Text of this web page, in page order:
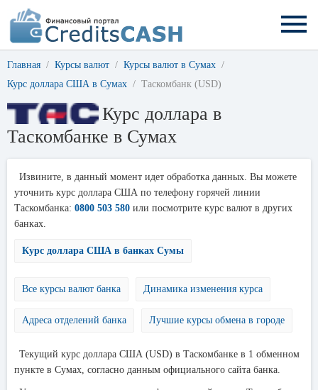
Главная Курсы валют
Курсы валют в Сумах
Курс доллара США в Сумах
Таскомбанк (USD)
Курс доллара в
Таскомбанке в Сумах
Извините, в данный момент идет обработка данных. Вы можете
уточнить курс доллара США по телефону горячей линии
Таскомбанка: 0800 503 580 или посмотрите курс валют в других
банках.
Курс доллара США в банках Сумы
Все курсы валют банка Динамика изменения курса
Адреса отделений банка Лучшие курсы обмена в городе
Текущий курс доллара США (USD) в Таскомбанке в 1 обменном
пункте в Сумах, согласно данным официального сайта банка.